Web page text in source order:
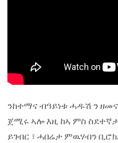
ንከተማና ብዓይነቱ ሓዱሽ ን
ጀሚሩ ኣሎ እዚ ከኣ ምስ
ይገብር ፣ ሓበሬታ ምዉሃብን